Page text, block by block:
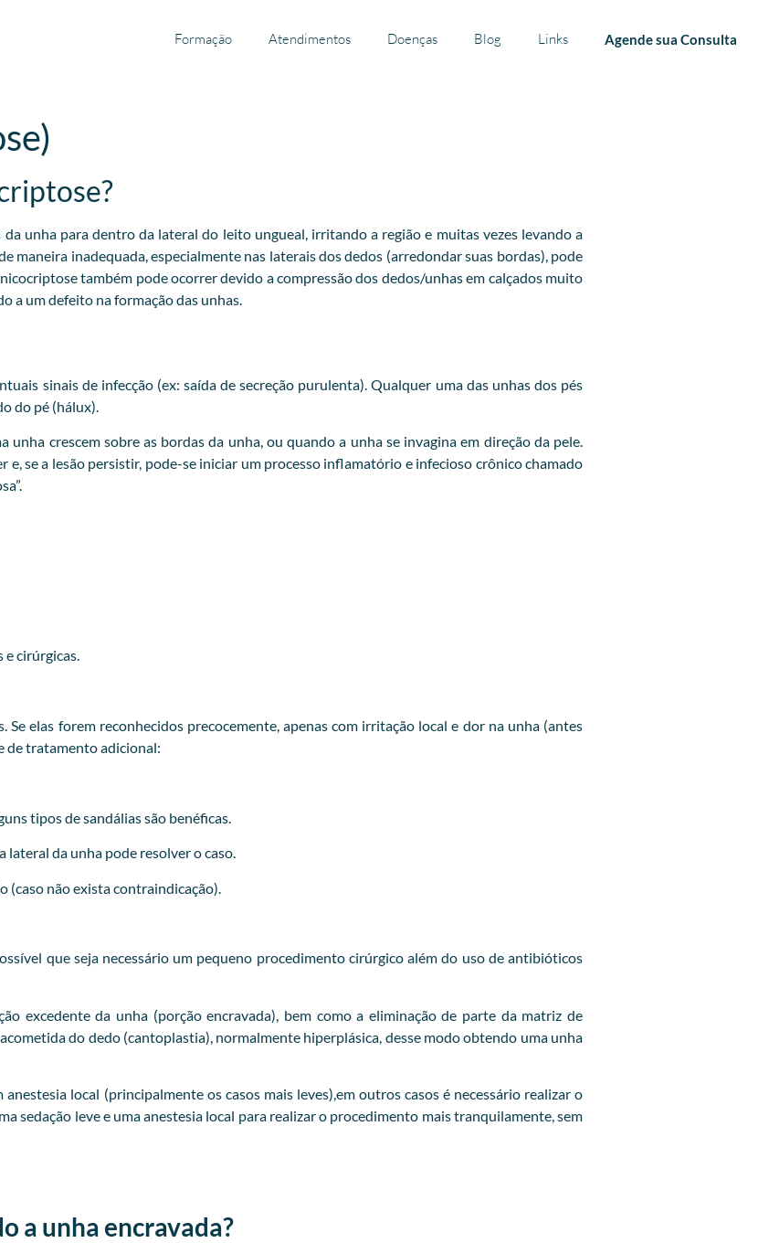
Formação Atendimentos Doenças Blog Links Agende sua Consulta
unha para dentro da lateral do leito ungueal, irritando a região e muitas vezes levando a
maneira inadequada, especialmente nas laterais dos dedos (arredondar suas bordas), pode
também pode ocorrer devido a compressão dos dedos/unhas em calçados muito
a um defeito na formação das unhas.
sinais de infecção (ex: saída de secreção purulenta). Qualquer uma das unhas dos pés
do pé (hálux).
crescem sobre as bordas da unha, ou quando a unha se invagina em direção da pele.
se a lesão persistir, pode-se iniciar um processo inflamatório e infecioso crônico chamado
cirúrgicas.
elas forem reconhecidos precocemente, apenas com irritação local e dor na unha (antes
de tratamento adicional:
tipos de sandálias são benéficas.
da unha pode resolver o caso.
(caso não exista contraindicação).
que seja necessário um pequeno procedimento cirúrgico além do uso de antibióticos
excedente da unha (porção encravada), bem como a eliminação de parte da matriz de
do dedo (cantoplastia), normalmente hiperplásica, desse modo obtendo uma unha
local (principalmente os casos mais leves),em outros casos é necessário realizar o
sedação leve e uma anestesia local para realizar o procedimento mais tranquilamente, sem
a unha encravada?